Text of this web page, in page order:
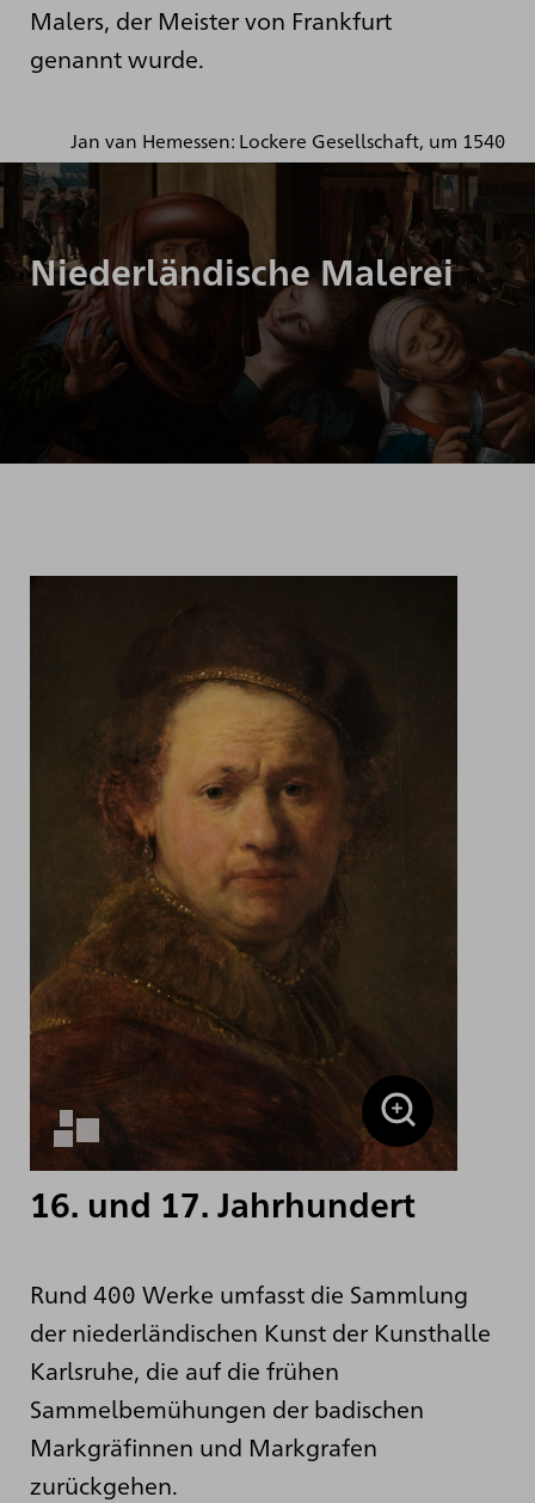
Malers, der Meister von Frankfurt
genannt wurde.
Jan van Hemessen: Lockere Gesellschaft, um 1540
Niederländische Malerei
16. und 17. Jahrhundert
Rund 400 Werke umfasst die Sammlung
der niederländischen Kunst der Kunsthalle
Karlsruhe, die auf die frühen
Sammelbemühungen der badischen
Markgräfinnen und Markgrafen
zurückgehen.